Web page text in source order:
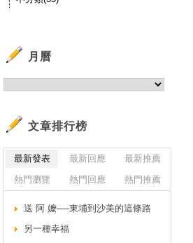
月曆
文章排行榜
最新發表 最新回應
最新推薦
熱門瀏覽
熱門回應 熱門推薦
送 阿 嬤──東埔到沙美的這條路
另一種幸福